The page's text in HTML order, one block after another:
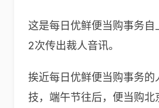
这是每日优鲜便当购事务自
2次传出裁人音讯。
挨近每日优鲜便当购事务的
技，端午节往后，便当购北